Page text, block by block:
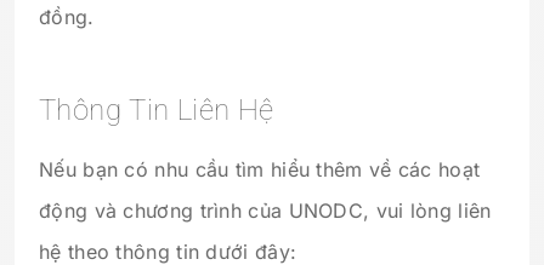
đồng.
Thông Tin Liên Hệ
Nếu bạn có nhu cầu tìm hiểu thêm về các hoạt
động và chương trình của UNODC, vui lòng liên
hệ theo thông tin dưới đây: